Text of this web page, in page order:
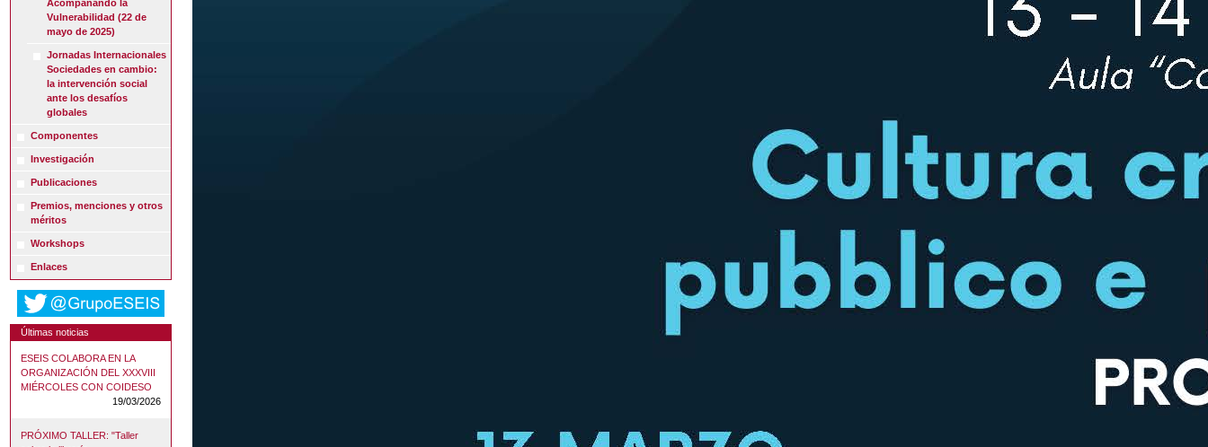
Acompañando la
Vulnerabilidad (22 de
mayo de 2025)
Jornadas Internacionales
Sociedades en cambio:
la intervención social
ante los desafíos
globales
Componentes
Investigación
Publicaciones
Premios, menciones y otros
méritos
Workshops
Enlaces
Últimas noticias
ESEIS COLABORA EN LA
ORGANIZACIÓN DEL XXXVIII
MIÉRCOLES CON COIDESO
19/03/2026
PRÓXIMO TALLER: "Taller